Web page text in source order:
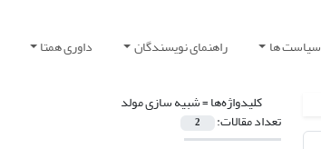
سیاست ها راهنمای نویسندگان داوری همتا
کلیدواژه‌ها =شبیه سازی مولد
تعداد مقالات: 2